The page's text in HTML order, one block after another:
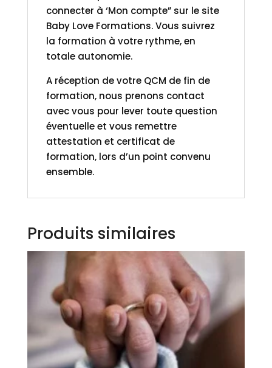
connecter à ‘Mon compte” sur le site
Baby Love Formations. Vous suivrez
la formation à votre rythme, en
totale autonomie.
A réception de votre QCM de fin de
formation, nous prenons contact
avec vous pour lever toute question
éventuelle et vous remettre
attestation et certificat de
formation, lors d’un point convenu
ensemble.
Produits similaires